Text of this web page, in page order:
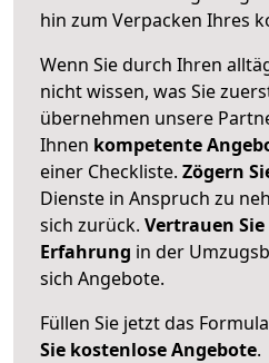
hin zum Verpacken Ihres
Wenn Sie durch Ihren
nicht wissen, was Sie
übernehmen unsere
Ihnen kompetente
einer Checkliste. Zögern
Dienste in Anspruch zu
sich zurück. Vertrauen
Erfahrung in der
sich Angebote.
Füllen Sie jetzt das
Sie kostenlose Angebote.